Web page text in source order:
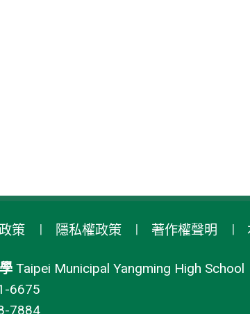
策 隱私權政策 著作權聲明
Taipei Municipal Yangming High School
6675
7884